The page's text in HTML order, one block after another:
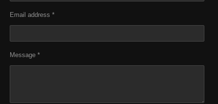
Email address *
Message *